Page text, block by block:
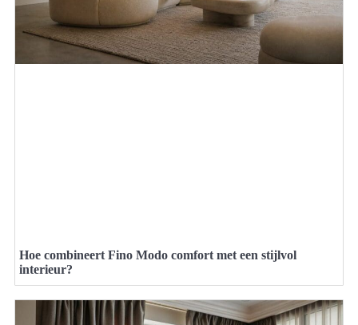
Hoe combineert Fino Modo comfort met een stijlvol
interieur?